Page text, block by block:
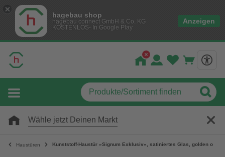
hagebau shop
hagebau connect GmbH & Co. KG
KOSTENLOS- In Google Play
Anzeigen
Wähle jetzt Deinen Markt
Haustüren Kunststoff-Haustür »Signum Exklusiv«, satiniertes Glas, golden oak,